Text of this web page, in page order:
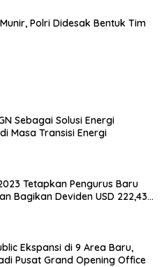
Polri Didesak Bentuk Tim
Sebagai Solusi Energi
Masa Transisi Energi
Tetapkan Pengurus Baru
Bagikan Deviden USD 222,43
Ekspansi di 9 Area Baru,
Pusat Grand Opening Office